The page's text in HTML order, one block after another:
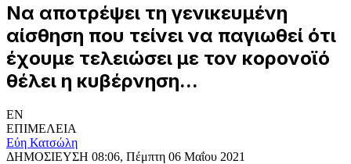
Να αποτρέψει τη γενικευμένη
αίσθηση που τείνει να παγιωθεί ότι
έχουμε τελειώσει με τον κορονοϊό
θέλει η κυβέρνηση...
EN
ΕΠΙΜΕΛΕΙΑ
Εύη Κατσώλη
ΔΗΜΟΣΙΕΥΣΗ 08:06, Πέμπτη 06 Μαΐου 2021